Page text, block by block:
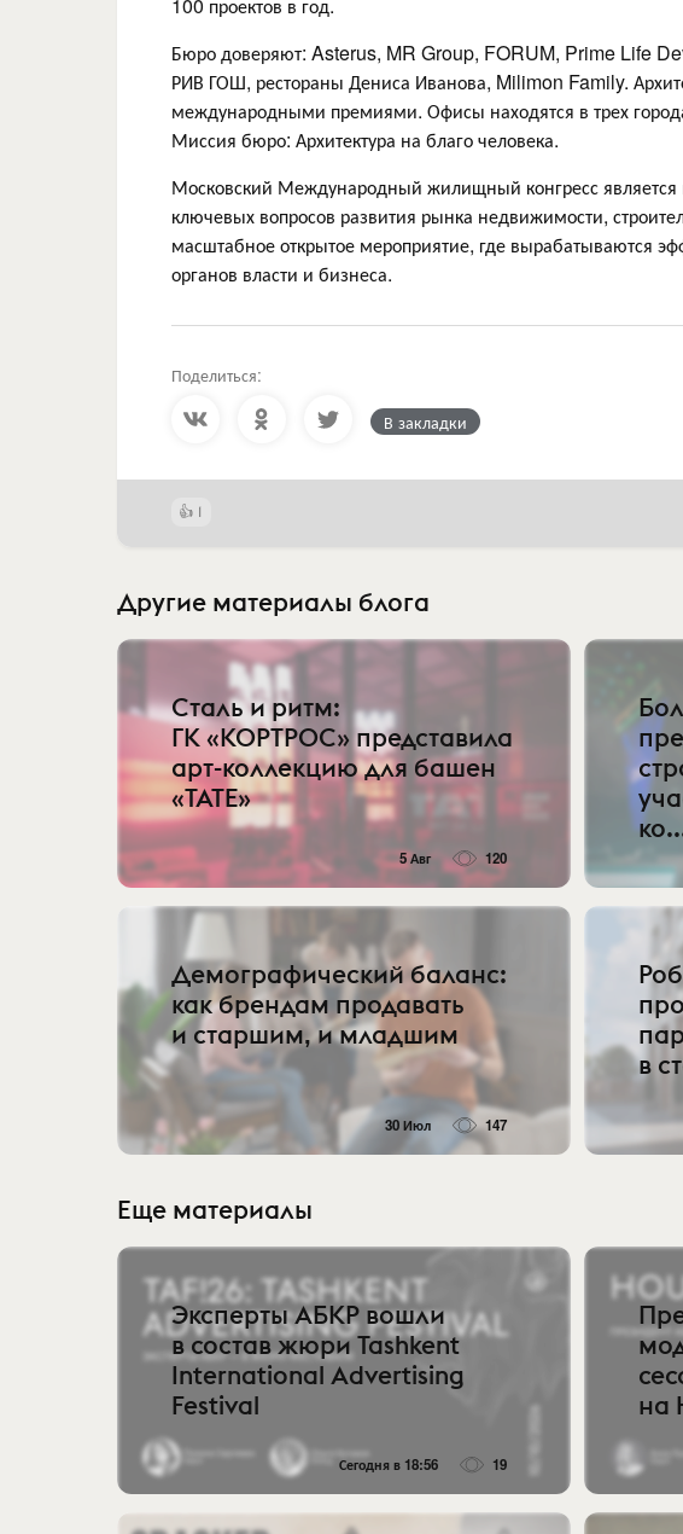
Бюро доверяют: Asterus, MR Group, FORUM, Prime Life
РИВ ГОШ, рестораны Дениса Иванова, Milimon Family.
международными премиями. Офисы находятся в трех
Миссия бюро: Архитектура на благо человека.
Московский Международный жилищный конгресс
ключевых вопросов развития рынка недвижимости,
масштабное открытое мероприятие, где вырабатываются
органов власти и бизнеса.
Поделиться:
В закладки
1
Другие материалы блога
Сталь и ритм:
ГК «КОРТРОС» представила
арт-коллекцию для башен
«TATE»
5 Авг 120
Демографический баланс:
как брендам продавать
и старшим, и младшим
30 Июл 147
в
Еще материалы
Эксперты АБКР вошли
в состав жюри Tashkent
International Advertising
Festival
Сегодня в 18:56 19
на